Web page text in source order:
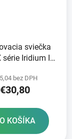
sviečka
série Iridium IX
bez DPH
€30,80
KOŠÍKA